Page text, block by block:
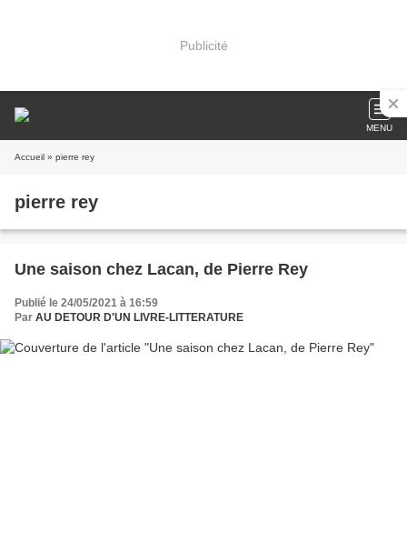
Publicité
MENU
Accueil » pierre rey
pierre rey
Une saison chez Lacan, de Pierre Rey
Publié le 24/05/2021 à 16:59
Par AU DETOUR D'UN LIVRE-LITTERATURE